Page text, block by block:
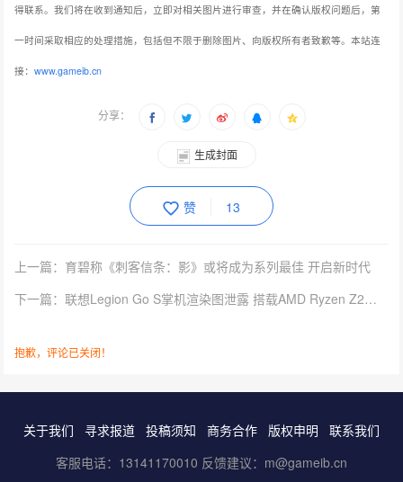
得联系。我们将在收到通知后，立即对相关图片进行审查，并在确认版权问题后，第
一时间采取相应的处理措施，包括但不限于删除图片、向版权所有者致歉等。本站连
接：www.gameib.cn
分享：
生成封面
赞 13
上一篇：育碧称《刺客信条：影》或将成为系列最佳 开启新时代
下一篇：联想Legion Go S掌机渲染图泄露 搭载AMD Ryzen Z2平台
抱歉，评论已关闭！
关于我们 寻求报道 投稿须知 商务合作 版权申明
联系我们
客服电话：13141170010 反馈建议：m@gameib.cn